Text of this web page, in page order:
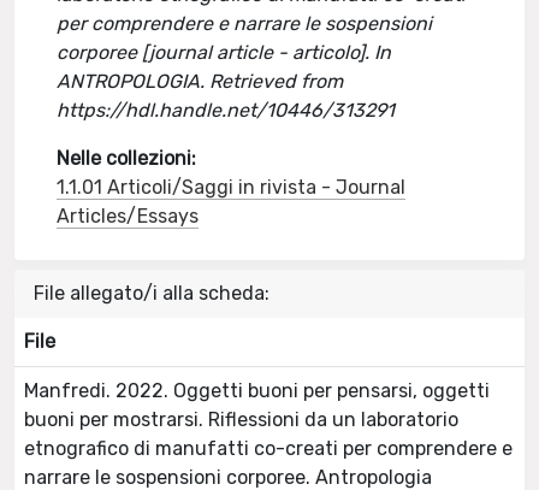
per comprendere e narrare le sospensioni
corporee [journal article - articolo]. In
ANTROPOLOGIA. Retrieved from
https://hdl.handle.net/10446/313291
Nelle collezioni:
1.1.01 Articoli/Saggi in rivista - Journal
Articles/Essays
File allegato/i alla scheda:
File
Manfredi. 2022. Oggetti buoni per pensarsi, oggetti
buoni per mostrarsi. Riflessioni da un laboratorio
etnografico di manufatti co-creati per comprendere e
narrare le sospensioni corporee. Antropologia